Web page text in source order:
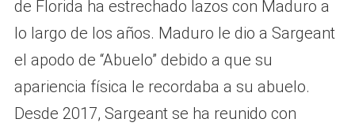
de Florida ha estrechado lazos con Maduro a
lo largo de los años. Maduro le dio a Sargeant
el apodo de “Abuelo” debido a que su
apariencia física le recordaba a su abuelo.
Desde 2017, Sargeant se ha reunido con